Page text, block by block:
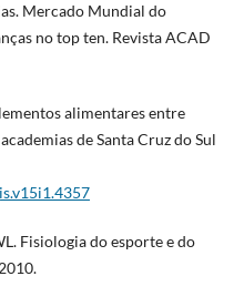
Mercado Mundial do
no top ten. Revista ACAD
alimentares entre
de Santa Cruz do Sul
Fisiologia do esporte e do